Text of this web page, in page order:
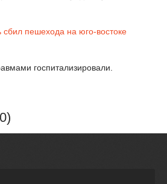
сбил пешехода на юго-востоке
госпитализировали.